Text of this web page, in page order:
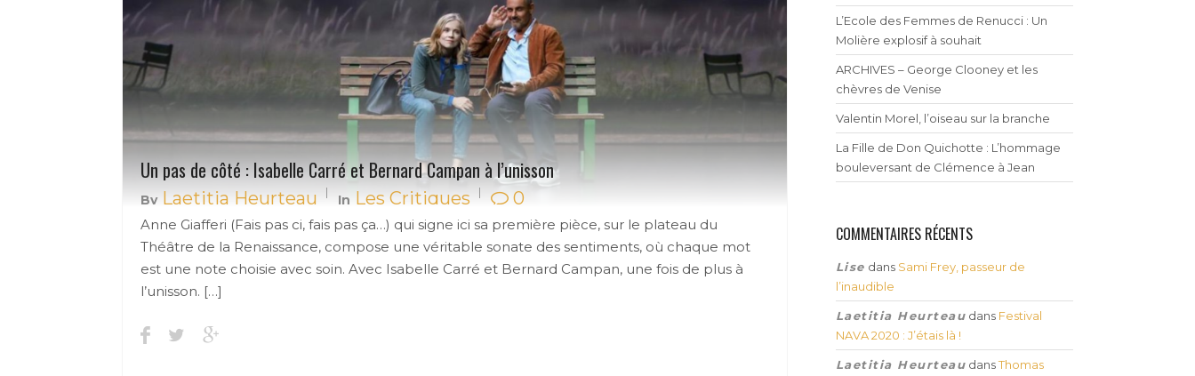
Un pas de côté : Isabelle Carré et Bernard Campan à l’unisson
By Laetitia Heurteau In Les Critiques 0
Anne Giafferi (Fais pas ci, fais pas ça…) qui signe ici sa première pièce, sur le plateau du
Théâtre de la Renaissance, compose une véritable sonate des sentiments, où chaque mot
est une note choisie avec soin. Avec Isabelle Carré et Bernard Campan, une fois de plus à
l’unisson. […]
L’Ecole des Femmes de Renucci : Un
Molière explosif à souhait
ARCHIVES – George Clooney et les
chèvres de Venise
Valentin Morel, l’oiseau sur la branche
La Fille de Don Quichotte : L’hommage
bouleversant de Clémence à Jean
COMMENTAIRES RÉCENTS
Lise dans Sami Frey, passeur de
l’inaudible
Laetitia Heurteau dans Festival
NAVA 2020 : J’étais là !
Laetitia Heurteau dansThomas